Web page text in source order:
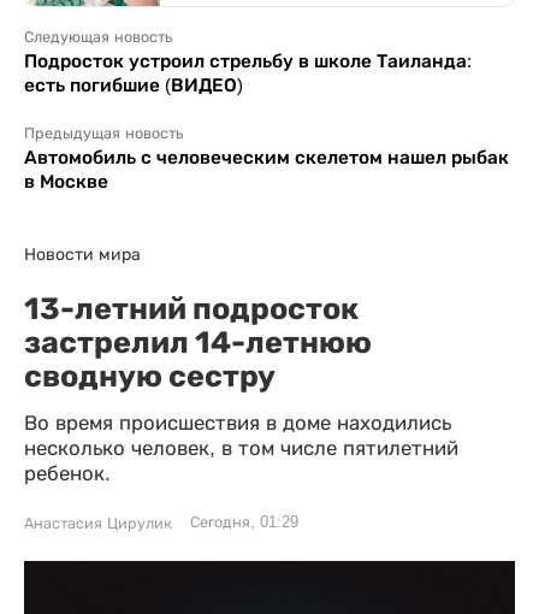
Следующая новость
Подросток устроил стрельбу в школе Таиланда:
есть погибшие (ВИДЕО)
Предыдущая новость
Автомобиль с человеческим скелетом нашел рыбак
в Москве
Новости мира
13-летний подросток
застрелил 14-летнюю
сводную сестру
Во время происшествия в доме находились
несколько человек, в том числе пятилетний
ребенок.
Анастасия Цирулик Сегодня, 01:29